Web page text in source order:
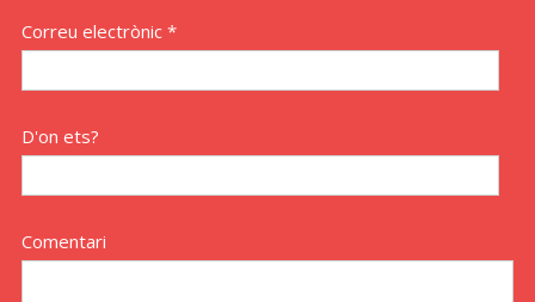
Correu electrònic *
D'on ets?
Comentari